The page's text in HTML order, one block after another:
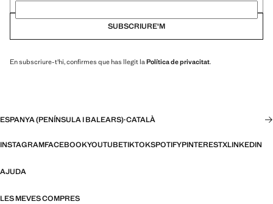
SUBSCRIURE'M
En subscriure-t'hi, confirmes que has llegit la Política de privacitat.
ESPANYA (PENÍNSULA I BALEARS)·CATALÀ
INSTAGRAMFACEBOOKYOUTUBETIKTOKSPOTIFYPINTERESTXLINKEDIN
AJUDA
LES MEVES COMPRES